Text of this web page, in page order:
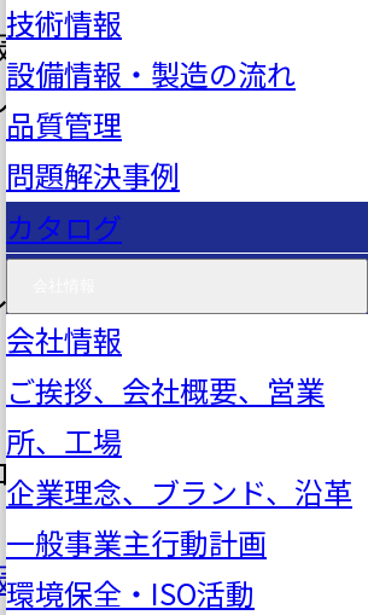
技術情報
設備情報・製造の流れ
品質管理
問題解決事例
カタログ
会社情報
ご挨拶、会社概要、営業
所、工場
企業理念、ブランド、沿革
一般事業主行動計画
環境保全・ISO活動
年8号No.601を発
た。
品番
称
16621-73G01
ーラ―ガスケット
19-862A
06535-T4R-305
ドエンドカバー
T7A-305
年8号No.601